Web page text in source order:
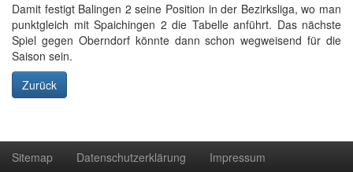
Damit festigt Balingen 2 seine Position in der Bezirksliga, wo man
punktgleich mit Spaichingen 2 die Tabelle anführt. Das nächste
Spiel gegen Oberndorf könnte dann schon wegweisend für die
Saison sein.
Zurück
Sitemap Datenschutzerklärung Impressum